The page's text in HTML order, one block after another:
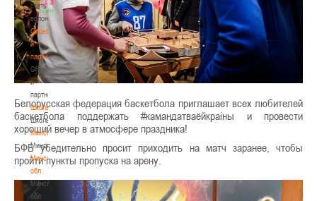
стать
волонтером
Спонсоры
и
партнеры
Спонсоры
и
партнеры
Школы
Школы
Минск
Минск
Минская
обл
Минская
обл
Белорусская федерация баскетбола приглашает всех любителей
баскетбола поддержать #камандатваёйкраiны и провести
хороший вечер в атмосфере праздника!
БФБ убедительно просит приходить на матч заранее, чтобы
пройти пункты пропуска на арену.